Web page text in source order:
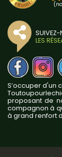
SUIVEZ-
LES
S’occuper d'un
proposant de
compagnon à
à grand renfort